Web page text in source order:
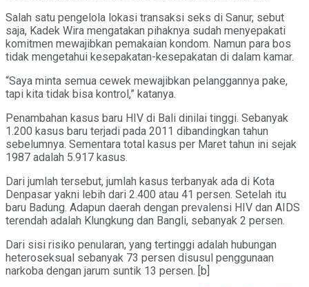
Salah satu pengelola lokasi transaksi seks di Sanur, sebut
saja, Kadek Wira mengatakan pihaknya sudah menyepakati
komitmen mewajibkan pemakaian kondom. Namun para bos
tidak mengetahui kesepakatan-kesepakatan di dalam kamar.
“Saya minta semua cewek mewajibkan pelanggannya pake,
tapi kita tidak bisa kontrol,” katanya.
Penambahan kasus baru HIV di Bali dinilai tinggi. Sebanyak
1.200 kasus baru terjadi pada 2011 dibandingkan tahun
sebelumnya. Sementara total kasus per Maret tahun ini sejak
1987 adalah 5.917 kasus.
Dari jumlah tersebut, jumlah kasus terbanyak ada di Kota
Denpasar yakni lebih dari 2.400 atau 41 persen. Setelah itu
baru Badung. Adapun daerah dengan prevalensi HIV dan AIDS
terendah adalah Klungkung dan Bangli, sebanyak 2 persen.
Dari sisi risiko penularan, yang tertinggi adalah hubungan
heteroseksual sebanyak 73 persen disusul penggunaan
narkoba dengan jarum suntik 13 persen. [b]